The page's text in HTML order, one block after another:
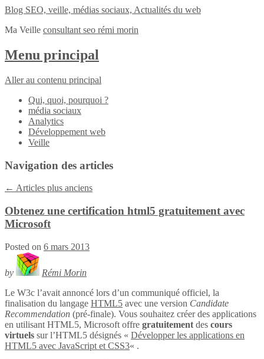
Blog SEO, veille, médias sociaux, Actualités du web
Ma Veille consultant seo rémi morin
Menu principal
Aller au contenu principal
Qui, quoi, pourquoi ?
média sociaux
Analytics
Développement web
Veille
Navigation des articles
← Articles plus anciens
Obtenez une certification html5 gratuitement avec
Microsoft
Posted on 6 mars 2013
by
Rémi Morin
Le W3c l’avait annoncé lors d’un communiqué officiel, la
finalisation du langage HTML5 avec une version Candidate
Recommendation (pré-finale). Vous souhaitez créer des applications
en utilisant HTML5, Microsoft offre gratuitement des cours
virtuels sur l’HTML5 désignés « Développer les applications en
HTML5 avec JavaScript et CSS3« .